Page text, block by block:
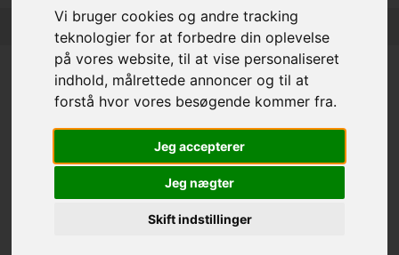
Vi bruger cookies og andre tracking
teknologier for at forbedre din oplevelse
på vores website, til at vise personaliseret
indhold, målrettede annoncer og til at
forstå hvor vores besøgende kommer fra.
Jeg accepterer
Jeg nægter
Skift indstillinger
Forside / Skibe / Lystbåde / 4506